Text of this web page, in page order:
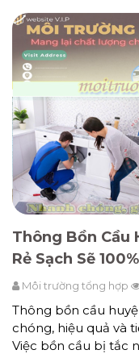
Thông Bồn Cầu
Rẻ Sạch Sẽ 100%
Môi trường tổng hợp
Thông bồn cầu
chóng, hiệu quả và
Việc bồn cầu bị tắc